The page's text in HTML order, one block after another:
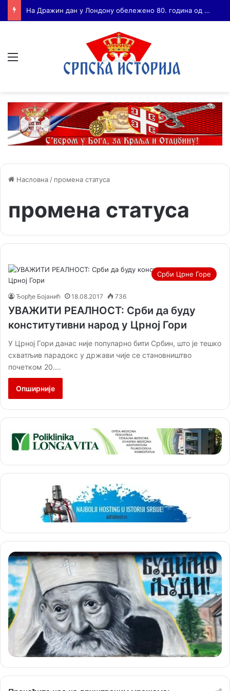
Бојанић: ВОЈА ТАНКОСИЋ – ЧОВЕК КОГА СУ СЕ ПЛАШИЛИ И ЖИВОГ И МРТВОГ, а нема ни споненик
Насловна / промена статуса
промена статуса
Срби Црне Горе
Ђорђе Бојанић 18.08.2017 736
УВАЖИТИ РЕАЛНОСТ: Срби да буду
конститутивни народ у Црној Гори
У Црној Гори данас није популарно бити Србин, што је тешко
схватљив парадокс у држави чије се становништво
почетком 20.…
Опширније